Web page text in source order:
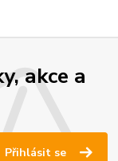
akce a
Přihlásit se